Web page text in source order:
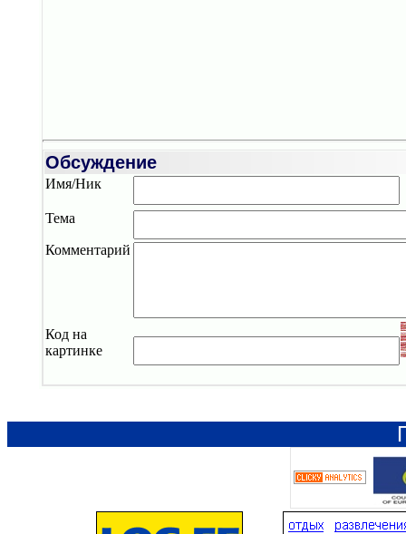
Обсуждение
Имя/Ник
Тема
Комментарий
Код на
картинке